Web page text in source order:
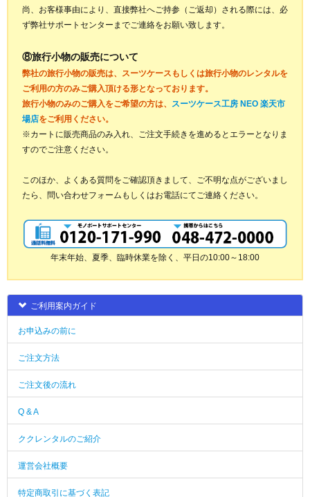
尚、お客様事由により、直接弊社へご持参（ご返却）される際には、必
ず弊社サポートセンターまでご連絡をお願い致します。
⑧旅行小物の販売について
弊社の旅行小物の販売は、スーツケースもしくは旅行小物のレンタルを
ご利用の方のみご購入頂ける形となっております。
旅行小物のみのご購入をご希望の方は、
スーツケース工房 NEO 楽天市
場店をご利用ください。
※カートに販売商品のみ入れ、ご注文手続きを進めるとエラーとなりま
すのでご注意ください。
このほか、よくある質問をご確認頂きまして、ご不明な点がございまし
たら、問い合わせフォームもしくはお電話にてご連絡ください。
年末年始、夏季、臨時休業を除く、平日の10:00～18:00
ご利用案内ガイド
お申込みの前に
ご注文方法
ご注文後の流れ
Q & A
ククレンタルのご紹介
運営会社概要
特定商取引に基づく表記